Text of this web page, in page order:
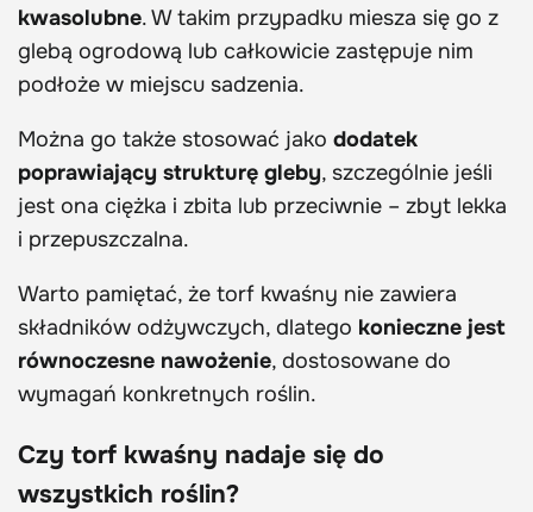
kwasolubne. W takim przypadku miesza się go z
glebą ogrodową lub całkowicie zastępuje nim
podłoże w miejscu sadzenia.
Można go także stosować jako dodatek
poprawiający strukturę gleby, szczególnie jeśli
jest ona ciężka i zbita lub przeciwnie – zbyt lekka
i przepuszczalna.
Warto pamiętać, że torf kwaśny nie zawiera
składników odżywczych, dlatego konieczne jest
równoczesne nawożenie, dostosowane do
wymagań konkretnych roślin.
Czy torf kwaśny nadaje się do
wszystkich roślin?